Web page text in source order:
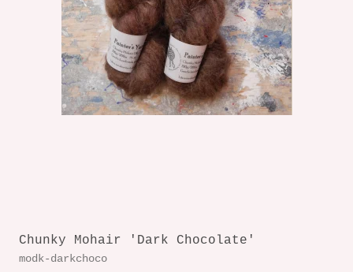
Chunky Mohair 'Dark Chocolate'
modk-darkchoco